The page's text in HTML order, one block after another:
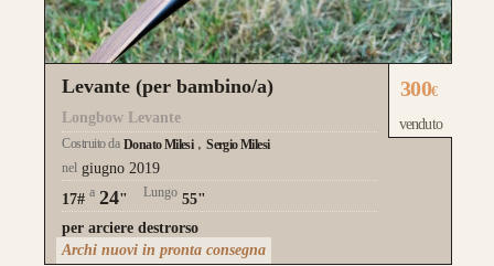
Levante (per bambino/a)
Longbow Levante
Costruito da Donato Milesi
Sergio Milesi
nel giugno 2019
17# a 24" Lungo 55"
per arciere destrorso
300€
venduto
Archi nuovi in pronta consegna